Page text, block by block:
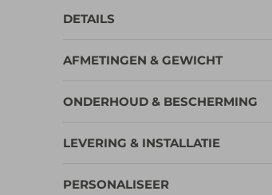
DETAILS
AFMETINGEN & GEWICHT
ONDERHOUD & BESCHERMING
LEVERING & INSTALLATIE
PERSONALISEER